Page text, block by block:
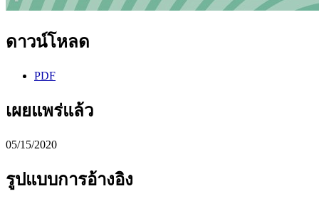
ดาวน์โหลด
PDF
เผยแพร่แล้ว
05/15/2020
รูปแบบการอ้างอิง